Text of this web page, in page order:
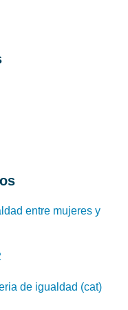
entre mujeres y
de igualdad (cat)